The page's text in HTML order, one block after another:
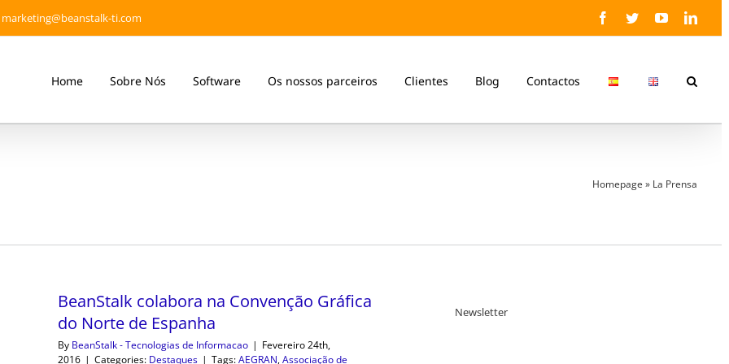
marketing@beanstalk-ti.com Facebook
TwitterYouTube
Home Sobre Nós Software Os nossos parceiros Clientes Blog Contactos
Homepage » La Prensa
BeanStalk colabora na Convenção Gráfica
do Norte de Espanha
By BeanStalk - Tecnologias de Informacao | Fevereiro 24th,
2016 | Categories: Destaques | Tags:AEGRAN,Associação de
Newsletter